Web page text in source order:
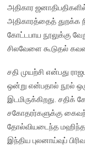
அதிகார
அதிகாரத்தைத் துறக்க
கோட்டபாய நூலுக்கு
சிலவேளை கூடுதல்
சதி முயற்சி என்பது
ஒன்று என்பதால் நூல்
இடமிருக்கிறது. சதிக்
சகோதரர்களுக்கு
தோல்வியடைந்த
இந்திய புலனாய்வுப்